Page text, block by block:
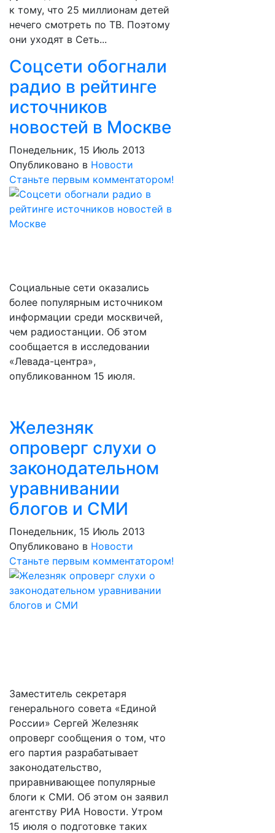
к тому, что 25 миллионам детей
нечего смотреть по ТВ. Поэтому
они уходят в Сеть...
Соцсети обогнали
радио в рейтинге
источников
новостей в Москве
Понедельник, 15 Июль 2013
Опубликовано в Новости
Станьте первым комментатором!
Социальные сети оказались
более популярным источником
информации среди москвичей,
чем радиостанции. Об этом
сообщается в исследовании
«Левада-центра»,
опубликованном 15 июля.
Железняк
опроверг слухи о
законодательном
уравнивании
блогов и СМИ
Понедельник, 15 Июль 2013
Опубликовано в Новости
Станьте первым комментатором!
Заместитель секретаря
генерального совета «Единой
России» Сергей Железняк
опроверг сообщения о том, что
его партия разрабатывает
законодательство,
приравнивающее популярные
блоги к СМИ. Об этом он заявил
агентству РИА Новости. Утром
15 июля о подготовке таких